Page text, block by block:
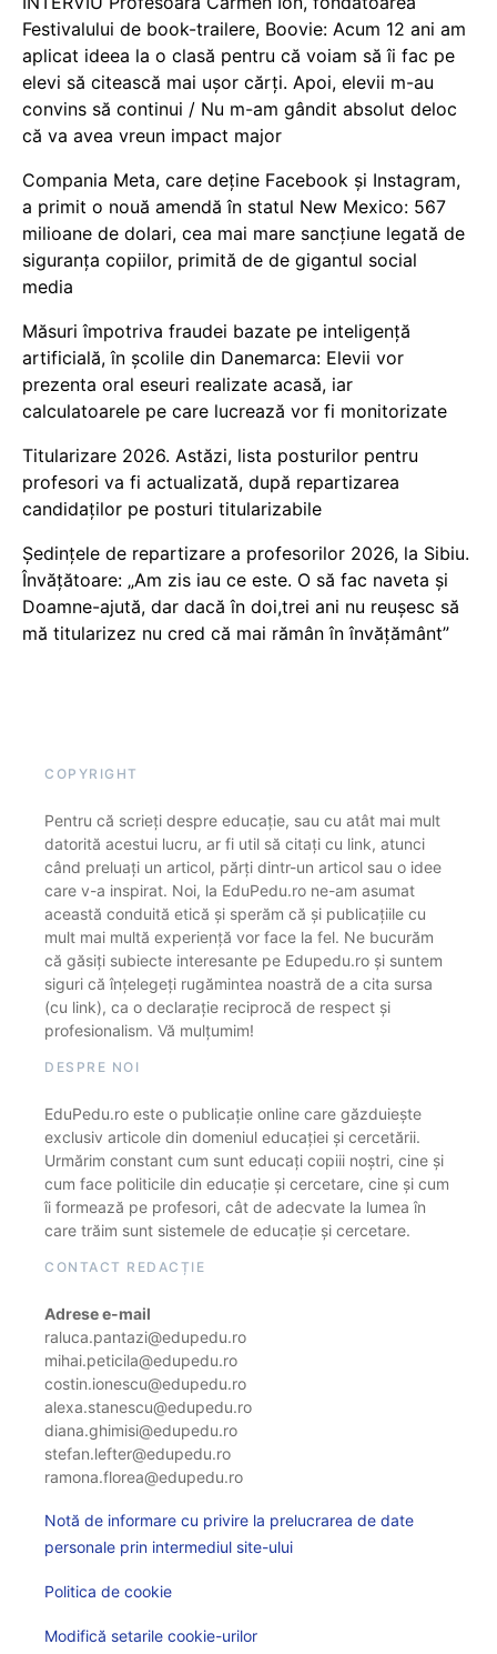
Festivalului de book-trailere, Boovie: Acum 12 ani am
aplicat ideea la o clasă pentru că voiam să îi fac pe
elevi să citească mai ușor cărți. Apoi, elevii m-au
convins să continui / Nu m-am gândit absolut deloc
că va avea vreun impact major
Compania Meta, care deține Facebook și Instagram,
a primit o nouă amendă în statul New Mexico: 567
milioane de dolari, cea mai mare sancțiune legată de
siguranța copiilor, primită de de gigantul social
media
Măsuri împotriva fraudei bazate pe inteligență
artificială, în școlile din Danemarca: Elevii vor
prezenta oral eseuri realizate acasă, iar
calculatoarele pe care lucrează vor fi monitorizate
Titularizare 2026. Astăzi, lista posturilor pentru
profesori va fi actualizată, după repartizarea
candidaților pe posturi titularizabile
Ședințele de repartizare a profesorilor 2026, la Sibiu.
Învățătoare: „Am zis iau ce este. O să fac naveta și
Doamne-ajută, dar dacă în doi,trei ani nu reușesc să
mă titularizez nu cred că mai rămân în învățământ”
COPYRIGHT
Pentru că scrieți despre educație, sau cu atât mai mult
datorită acestui lucru, ar fi util să citați cu link, atunci
când preluați un articol, părți dintr-un articol sau o idee
care v-a inspirat. Noi, la EduPedu.ro ne-am asumat
această conduită etică și sperăm că și publicațiile cu
mult mai multă experiență vor face la fel. Ne bucurăm
că găsiți subiecte interesante pe Edupedu.ro și suntem
siguri că înțelegeți rugămintea noastră de a cita sursa
(cu link), ca o declarație reciprocă de respect și
profesionalism. Vă mulțumim!
DESPRE NOI
EduPedu.ro este o publicație online care găzduiește
exclusiv articole din domeniul educației și cercetării.
Urmărim constant cum sunt educați copiii noștri, cine și
cum face politicile din educație și cercetare, cine și cum
îi formează pe profesori, cât de adecvate la lumea în
care trăim sunt sistemele de educație și cercetare.
CONTACT REDACȚIE
Adrese e-mail
raluca.pantazi@edupedu.ro
mihai.peticila@edupedu.ro
costin.ionescu@edupedu.ro
alexa.stanescu@edupedu.ro
diana.ghimisi@edupedu.ro
stefan.lefter@edupedu.ro
ramona.florea@edupedu.ro
Notă de informare cu privire la prelucrarea de date
personale prin intermediul site-ului
Politica de cookie
Modifică setarile cookie-urilor